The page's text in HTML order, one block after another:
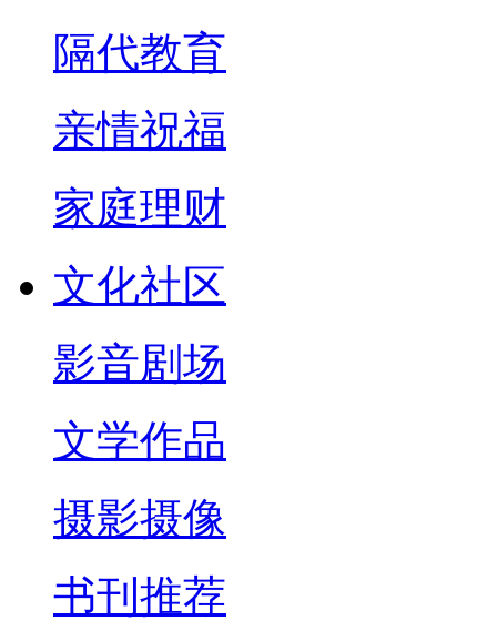
隔代教育
亲情祝福
家庭理财
文化社区
影音剧场
文学作品
摄影摄像
书刊推荐